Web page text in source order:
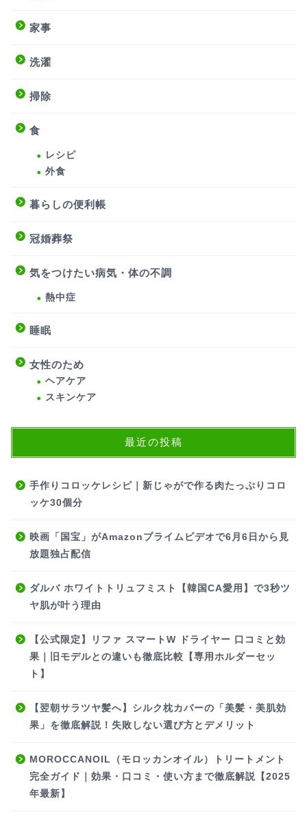
家事
洗濯
掃除
食
レシピ
外食
暮らしの便利帳
冠婚葬祭
気をつけたい病気・体の不調
熱中症
睡眠
女性のため
ヘアケア
スキンケア
最近の投稿
手作りコロッケレシピ｜新じゃがで作る肉たっぷりコロ
ッケ30個分
映画「国宝」がAmazonプライムビデオで6月6日から見
放題独占配信
ダルバ ホワイトトリュフミスト【韓国CA愛用】で3秒ツ
ヤ肌が叶う理由
【公式限定】リファ スマートW ドライヤー 口コミと効
果｜旧モデルとの違いも徹底比較【専用ホルダーセッ
ト】
【翌朝サラツヤ髪へ】シルク枕カバーの「美髪・美肌効
果」を徹底解説！失敗しない選び方とデメリット
MOROCCANOIL（モロッカンオイル）トリートメント
完全ガイド｜効果・口コミ・使い方まで徹底解説【2025
年最新】